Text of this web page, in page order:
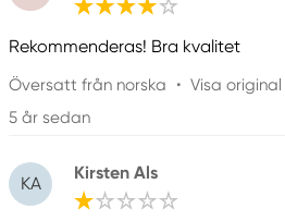
Rekommenderas! Bra kvalitet
Översatt från norska • Visa original
5 år sedan
KA
Kirsten Als